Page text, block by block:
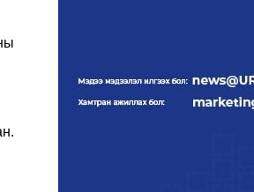
Т.Ганболд:
сонгуульд